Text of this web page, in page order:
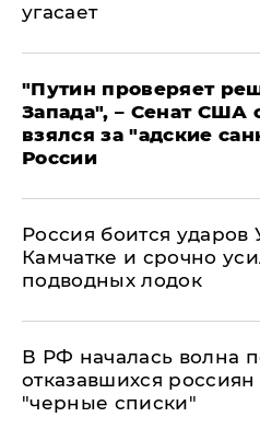
угасает
"Путин проверяет
Запада", – Сенат США
взялся за "адские
России
Россия боится
Камчатке и срочно
подводных лодок
​В РФ началась волна
отказавшихся россиян
"черные списки"